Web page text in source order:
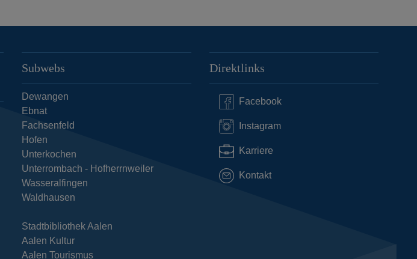
Subwebs
Dewangen
Ebnat
Fachsenfeld
Hofen
Unterkochen
Unterrombach - Hofherrnweiler
Wasseralfingen
Waldhausen
Stadtbibliothek Aalen
Aalen Kultur
Aalen Tourismus
Direktlinks
Facebook
Instagram
Karriere
Kontakt